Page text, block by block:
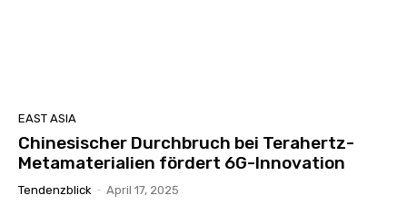
EAST ASIA
Chinesischer Durchbruch bei Terahertz-
Metamaterialien fördert 6G-Innovation
Tendenzblick - April 17, 2025